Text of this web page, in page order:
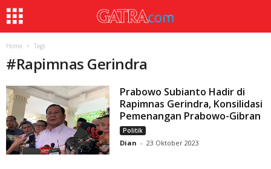
Home Tags
#Rapimnas Gerindra
Prabowo Subianto Hadir di
Rapimnas Gerindra, Konsilidasi
Pemenangan Prabowo-Gibran
Politik
Dian - 23 Oktober 2023